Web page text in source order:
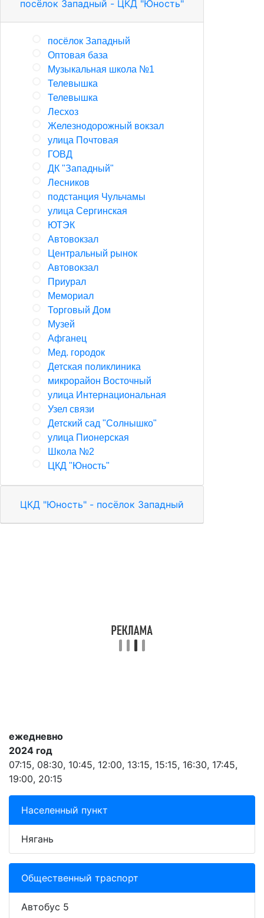
посёлок Западный - ЦКД "Юность"
посёлок Западный
Оптовая база
Музыкальная школа №1
Телевышка
Телевышка
Лесхоз
Железнодорожный вокзал
улица Почтовая
ГОВД
ДК "Западный"
Лесников
подстанция Чульчамы
улица Сергинская
ЮТЭК
Автовокзал
Центральный рынок
Автовокзал
Приурал
Мемориал
Торговый Дом
Музей
Афганец
Мед. городок
Детская поликлиника
микрорайон Восточный
улица Интернациональная
Узел связи
Детский сад "Солнышко"
улица Пионерская
Школа №2
ЦКД "Юность"
ЦКД "Юность" - посёлок Западный
ежедневно
2024 год
07:15, 08:30, 10:45, 12:00, 13:15, 15:15, 16:30, 17:45,
19:00, 20:15
Населенный пункт
Нягань
Общественный траспорт
Автобус 5